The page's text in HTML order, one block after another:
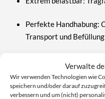
Verwalte
Wir verwenden Technologien wie
speichern und/oder darauf
verbessern und um (nicht)
Perfekte Handhabung:
Transport und Befüllung
erleichtern das
Platzsparend: